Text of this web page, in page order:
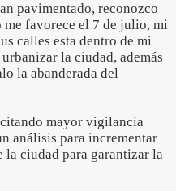
pavimentado, reconozco
me favorece el 7 de julio, mi
calles esta dentro de mi
la ciudad, además
la abanderada del
mayor vigilancia
análisis para incrementar
la ciudad para garantizar la